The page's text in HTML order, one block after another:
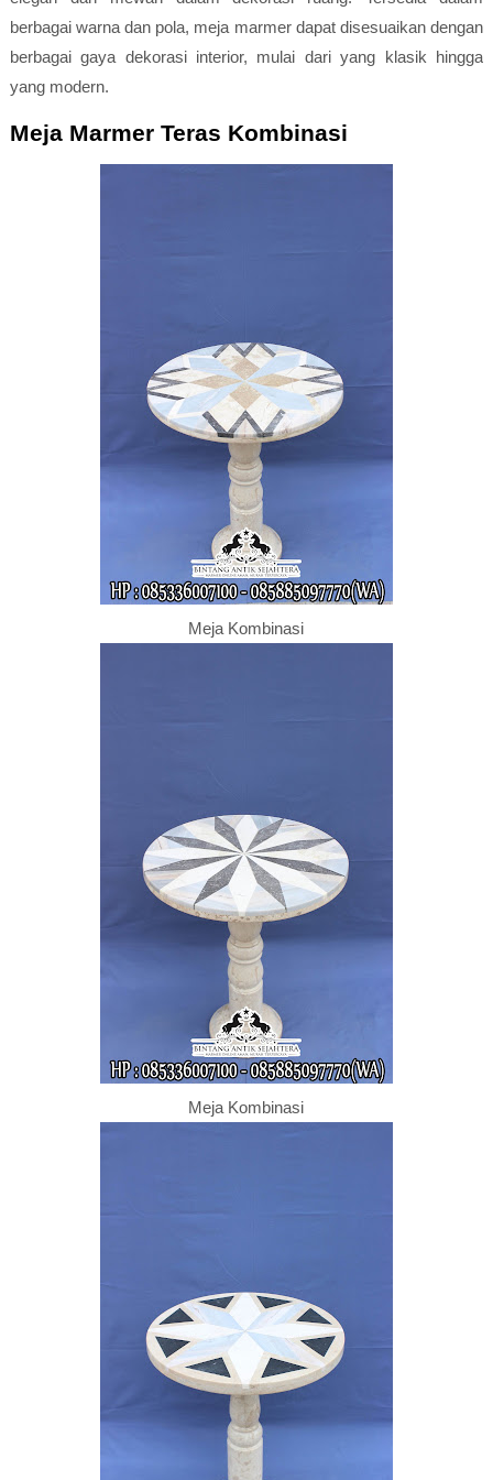
berbagai warna dan pola, meja marmer dapat disesuaikan dengan
berbagai gaya dekorasi interior, mulai dari yang klasik hingga
yang modern.
Meja Marmer Teras Kombinasi
Meja Kombinasi
Meja Kombinasi